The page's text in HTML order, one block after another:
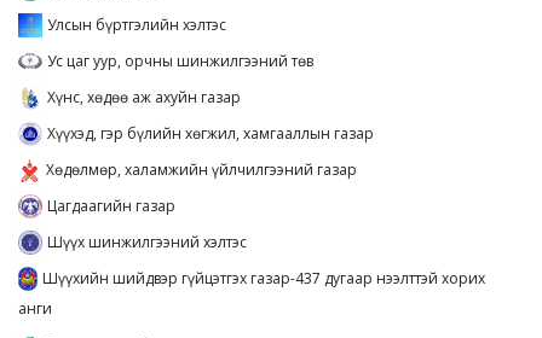
Улсын бүртгэлийн хэлтэс
Ус цаг уур, орчны шинжилгээний төв
Хүнс, хөдөө аж ахуйн газар
Хүүхэд, гэр бүлийн хөгжил, хамгааллын газар
Хөдөлмөр, халамжийн үйлчилгээний газар
Цагдаагийн газар
Шүүх шинжилгээний хэлтэс
Шүүхийн шийдвэр гүйцэтгэх газар-437 дугаар нээлттэй хорих
анги